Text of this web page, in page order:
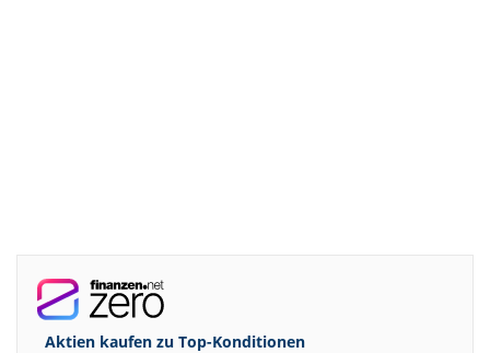
Aktien kaufen zu Top-Konditionen